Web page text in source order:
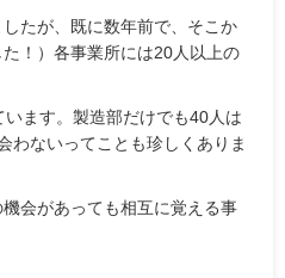
したが、既に数年前で、そこか
！）各事業所には20人以上の
ます。製造部だけでも40人は
わないってことも珍しくありま
会があっても相互に覚える事